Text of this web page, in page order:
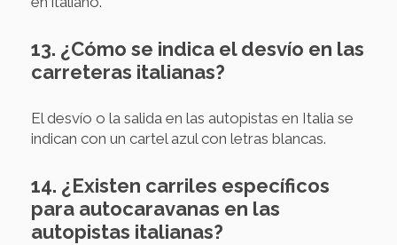
13. ¿Cómo se indica el desvío en las
carreteras italianas?
El desvío o la salida en las autopistas en Italia se
indican con un cartel azul con letras blancas.
14. ¿Existen carriles específicos
para autocaravanas en las
autopistas italianas?